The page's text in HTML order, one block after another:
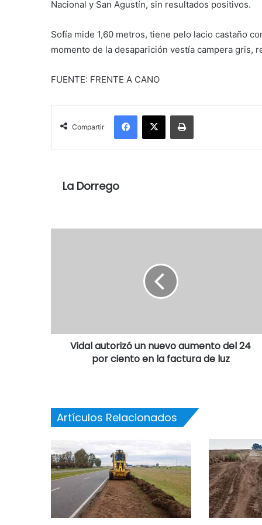
Nacional y San Agustín, sin resultados positivos.
Sofía mide 1,60 metros, tiene pelo lacio castaño
momento de la desaparición vestía campera gris,
FUENTE: FRENTE A CANO
Compartir
Facebook
X Imprimir
La Dorrego
Vidal autorizó un nuevo aumento del 24
por ciento en la factura de luz
Artículos Relacionados